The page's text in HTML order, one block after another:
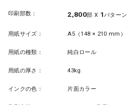
印刷部数： 2,800部 X 1パターン
用紙サイズ： A5（148 × 210 mm）
用紙の種類： 純白ロール
用紙の厚さ： 43kg
インクの色： 片面カラー